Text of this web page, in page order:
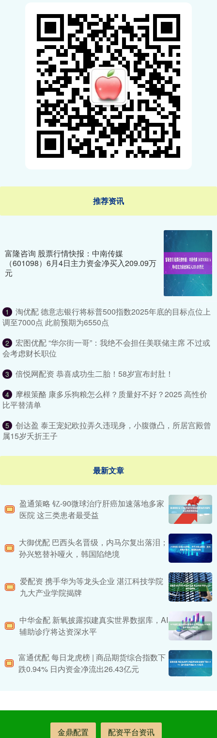
推荐资讯
富隆咨询 股票行情快报：中南传媒
（601098）6月4日主力资金净买入209.09万
元
1
淘优配 德意志银行将标普500指数2025年底的目标点位上
调至7000点 此前预期为6550点
2
宏图优配 “华尔街一哥”：我绝不会担任美联储主席 不过或
会考虑财长职位
3 倍悦网配资 恭喜成功生二胎！58岁宣布封肚！
4
摩根策酪 康多乐狗粮怎么样？质量好不好？2025 高性价
比平替清单
5
创达盈 泰王宠妃欧拉弄久违现身，小腹微凸，所居宫殿曾
属15岁夭折王子
最新文章
盈通策略 钇-90微球治疗肝癌加速落地多家
医院 这三类患者最受益
大御优配 巴西头名晋级，内马尔复出落泪；
孙兴慜替补哑火，韩国陷绝境
爱配资 携手华为等龙头企业 湛江科技学院
九大产业学院揭牌
中华金配 新氧披露拟建真实世界数据库，AI
辅助诊疗将达资深水平
富通优配 每日龙虎榜 | 商品期货综合指数下
跌0.94% 日内资金净流出26.43亿元
金鼎配置 配资平台资讯